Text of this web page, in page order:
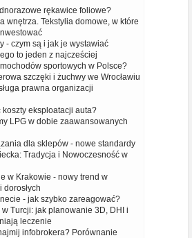
rękawice foliowe?
wnętrza. Tekstylia domowe, w które
- czym są i jak je wystawiać
to jeden z najcześciej
sportowych w Polsce?
szczęki i żuchwy we Wrocławiu
prawna organizacji
eksploatacji auta?
LPG w dobie zaawansowanych
dla sklepów - nowe standardy
Tradycja i Nowoczesność w
w Krakowie - nowy trend w
- jak szybko zareagować?
w Turcji: jak planowanie 3D, DHI i
leczenie
infobrokera? Porównanie